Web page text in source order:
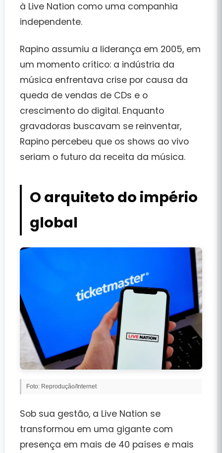
à Live Nation como uma companhia
independente.
Rapino assumiu a liderança em 2005, em
um momento crítico: a indústria da
música enfrentava crise por causa da
queda de vendas de CDs e o
crescimento do digital. Enquanto
gravadoras buscavam se reinventar,
Rapino percebeu que os shows ao vivo
seriam o futuro da receita da música.
O arquiteto do império
global
Foto: Reprodução/Internet
Sob sua gestão, a Live Nation se
transformou em uma gigante com
presença em mais de 40 países e mais